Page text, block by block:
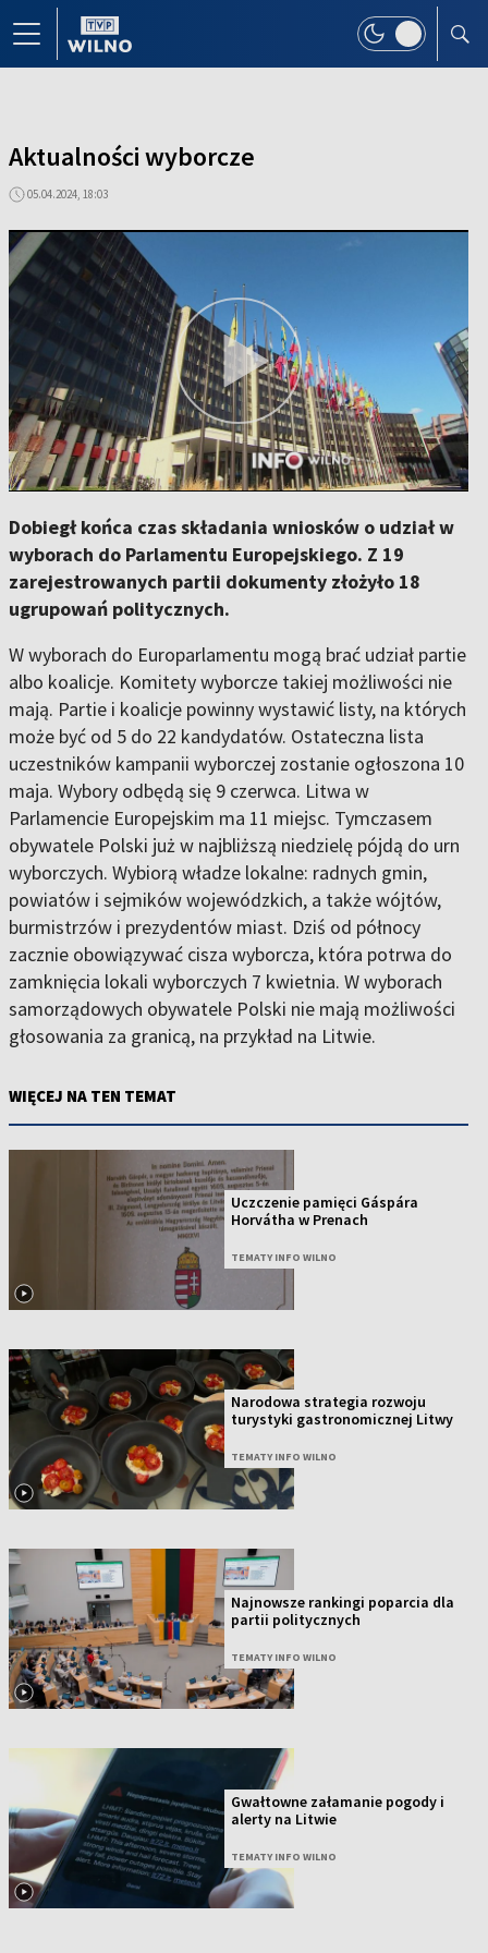
Aktualności wyborcze
05.04.2024, 18:03
Dobiegł końca czas składania wniosków o udział w
wyborach do Parlamentu Europejskiego. Z 19
zarejestrowanych partii dokumenty złożyło 18
ugrupowań politycznych.
W wyborach do Europarlamentu mogą brać udział partie
albo koalicje. Komitety wyborcze takiej możliwości nie
mają. Partie i koalicje powinny wystawić listy, na których
może być od 5 do 22 kandydatów. Ostateczna lista
uczestników kampanii wyborczej zostanie ogłoszona 10
maja. Wybory odbędą się 9 czerwca. Litwa w
Parlamencie Europejskim ma 11 miejsc. Tymczasem
obywatele Polski już w najbliższą niedzielę pójdą do urn
wyborczych. Wybiorą władze lokalne: radnych gmin,
powiatów i sejmików wojewódzkich, a także wójtów,
burmistrzów i prezydentów miast. Dziś od północy
zacznie obowiązywać cisza wyborcza, która potrwa do
zamknięcia lokali wyborczych 7 kwietnia. W wyborach
samorządowych obywatele Polski nie mają możliwości
głosowania za granicą, na przykład na Litwie.
WIĘCEJ NA TEN TEMAT
Uczczenie pamięci Gáspára
Horvátha w Prenach
TEMATY INFO WILNO
Narodowa strategia rozwoju
turystyki gastronomicznej Litwy
TEMATY INFO WILNO
Najnowsze rankingi poparcia dla
partii politycznych
TEMATY INFO WILNO
Gwałtowne załamanie pogody i
alerty na Litwie
TEMATY INFO WILNO